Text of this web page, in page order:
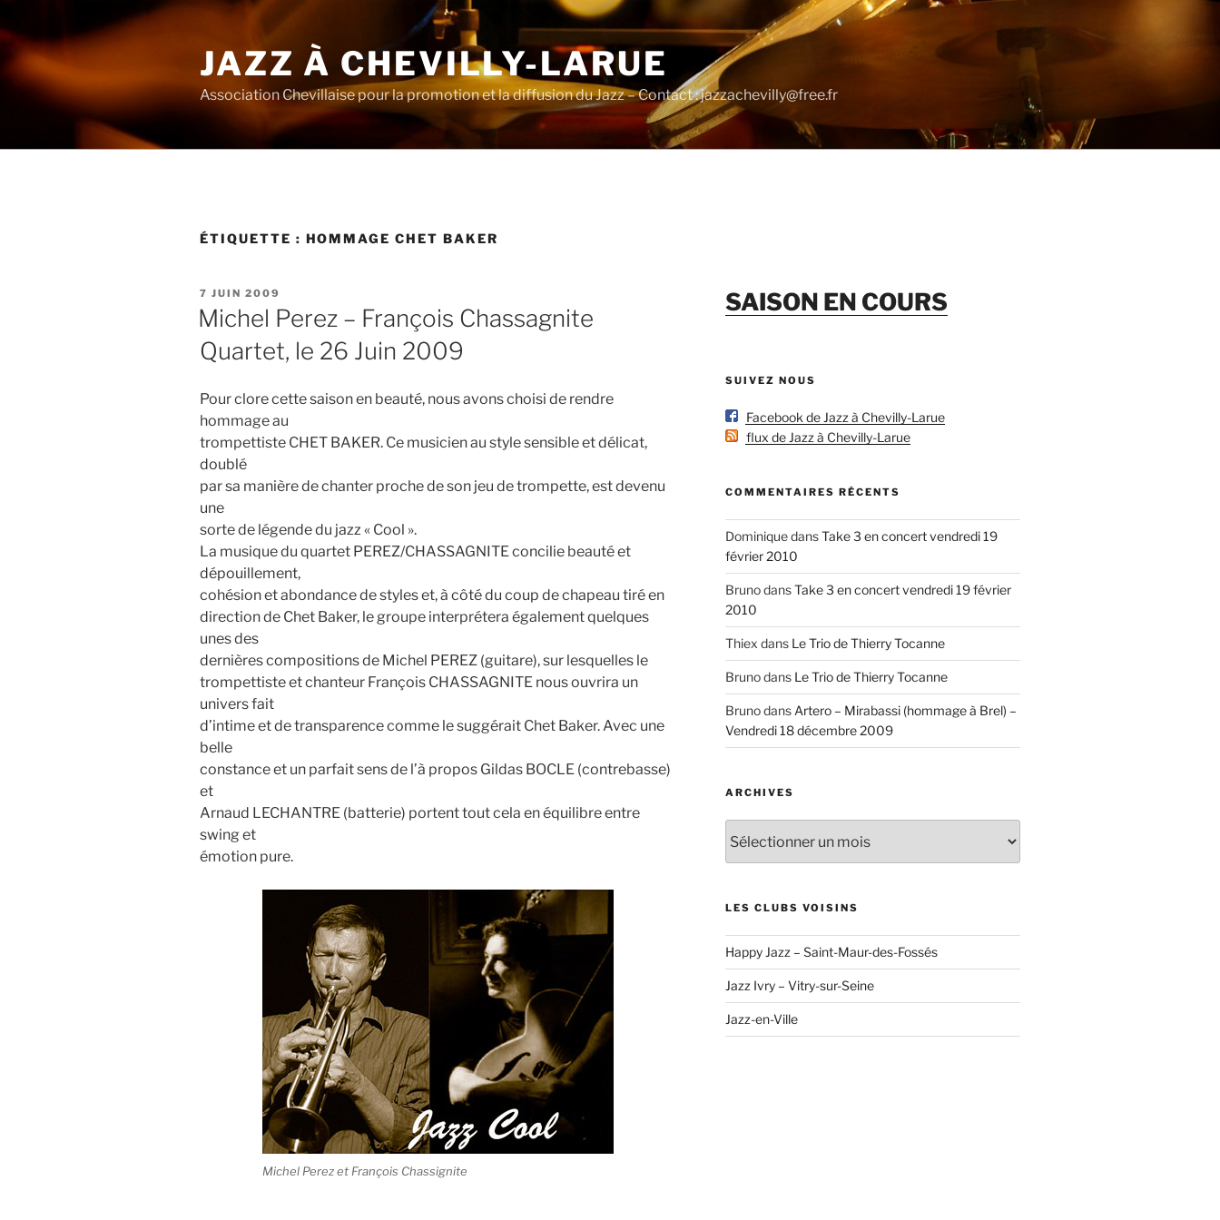
au
contenu
principal
JAZZ À CHEVILLY-LARUE
Association Chevillaise pour la promotion et la diffusion du Jazz – Contact : jazzachevilly@free.fr
ÉTIQUETTE : HOMMAGE CHET BAKER
PUBLIÉ
LE
7 JUIN 2009
Michel Perez – François Chassagnite
Quartet, le 26 Juin 2009
Pour clore cette saison en beauté, nous avons choisi de rendre
hommage au
trompettiste CHET BAKER. Ce musicien au style sensible et délicat,
doublé
par sa manière de chanter proche de son jeu de trompette, est devenu
une
sorte de légende du jazz « Cool ».
La musique du quartet PEREZ/CHASSAGNITE concilie beauté et
dépouillement,
cohésion et abondance de styles et, à côté du coup de chapeau tiré en
direction de Chet Baker, le groupe interprétera également quelques
unes des
dernières compositions de Michel PEREZ (guitare), sur lesquelles le
trompettiste et chanteur François CHASSAGNITE nous ouvrira un
univers fait
d’intime et de transparence comme le suggérait Chet Baker. Avec une
belle
constance et un parfait sens de l’à propos Gildas BOCLE (contrebasse)
et
Arnaud LECHANTRE (batterie) portent tout cela en équilibre entre
swing et
émotion pure.
Michel Perez et François Chassignite
SAISON EN COURS
SUIVEZ NOUS
Facebook de Jazz à Chevilly-Larue
flux de Jazz à Chevilly-Larue
COMMENTAIRES RÉCENTS
DominiquedansTake 3 en concert vendredi 19
février 2010
BrunodansTake 3 en concert vendredi 19 février
2010
Thiex dans Le Trio de Thierry Tocanne
Brunodans Le Trio de Thierry Tocanne
Brunodans Artero – Mirabassi (hommage à Brel) –
Vendredi 18 décembre 2009
ARCHIVES
LES CLUBS VOISINS
Happy Jazz – Saint-Maur-des-Fossés
Jazz Ivry – Vitry-sur-Seine
Jazz-en-Ville